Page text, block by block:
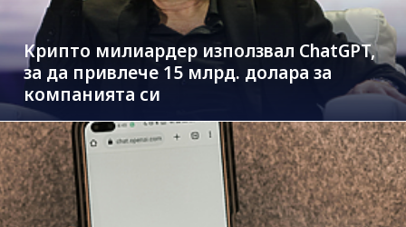
Kрипто милиардер използвал ChatGPT,
за да привлече 15 млрд. долара за
компанията си